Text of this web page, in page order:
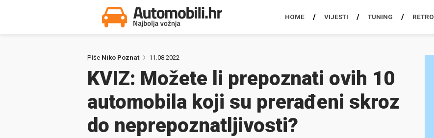
HOME VIJESTI TUNING RETRO
Piše Niko Poznat 11.08.2022
KVIZ: Možete li prepoznati ovih 10
automobila koji su prerađeni skroz
do neprepoznatljivosti?